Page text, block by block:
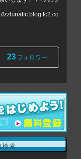
zzlunatic.blog.fc2.co
23フォロワー
検索